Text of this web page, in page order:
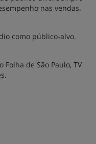
nas vendas.
como público-alvo.
de São Paulo, TV